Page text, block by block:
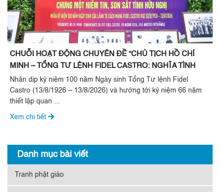
CHUỖI HOẠT ĐỘNG CHUYÊN ĐỀ “CHỦ TỊCH HỒ CHÍ
MINH – TỔNG TƯ LỆNH FIDEL CASTRO: NGHĨA TÌNH
SON SẮT ĐẶC BIỆT”
Nhân dịp kỷ niệm 100 năm Ngày sinh Tổng Tư lệnh Fidel
Castro (13/8/1926 – 13/8/2026) và hướng tới kỷ niệm 66 năm
thiết lập quan ...
Xem chi tiết
Danh mục bài viết
Tranh phật giáo